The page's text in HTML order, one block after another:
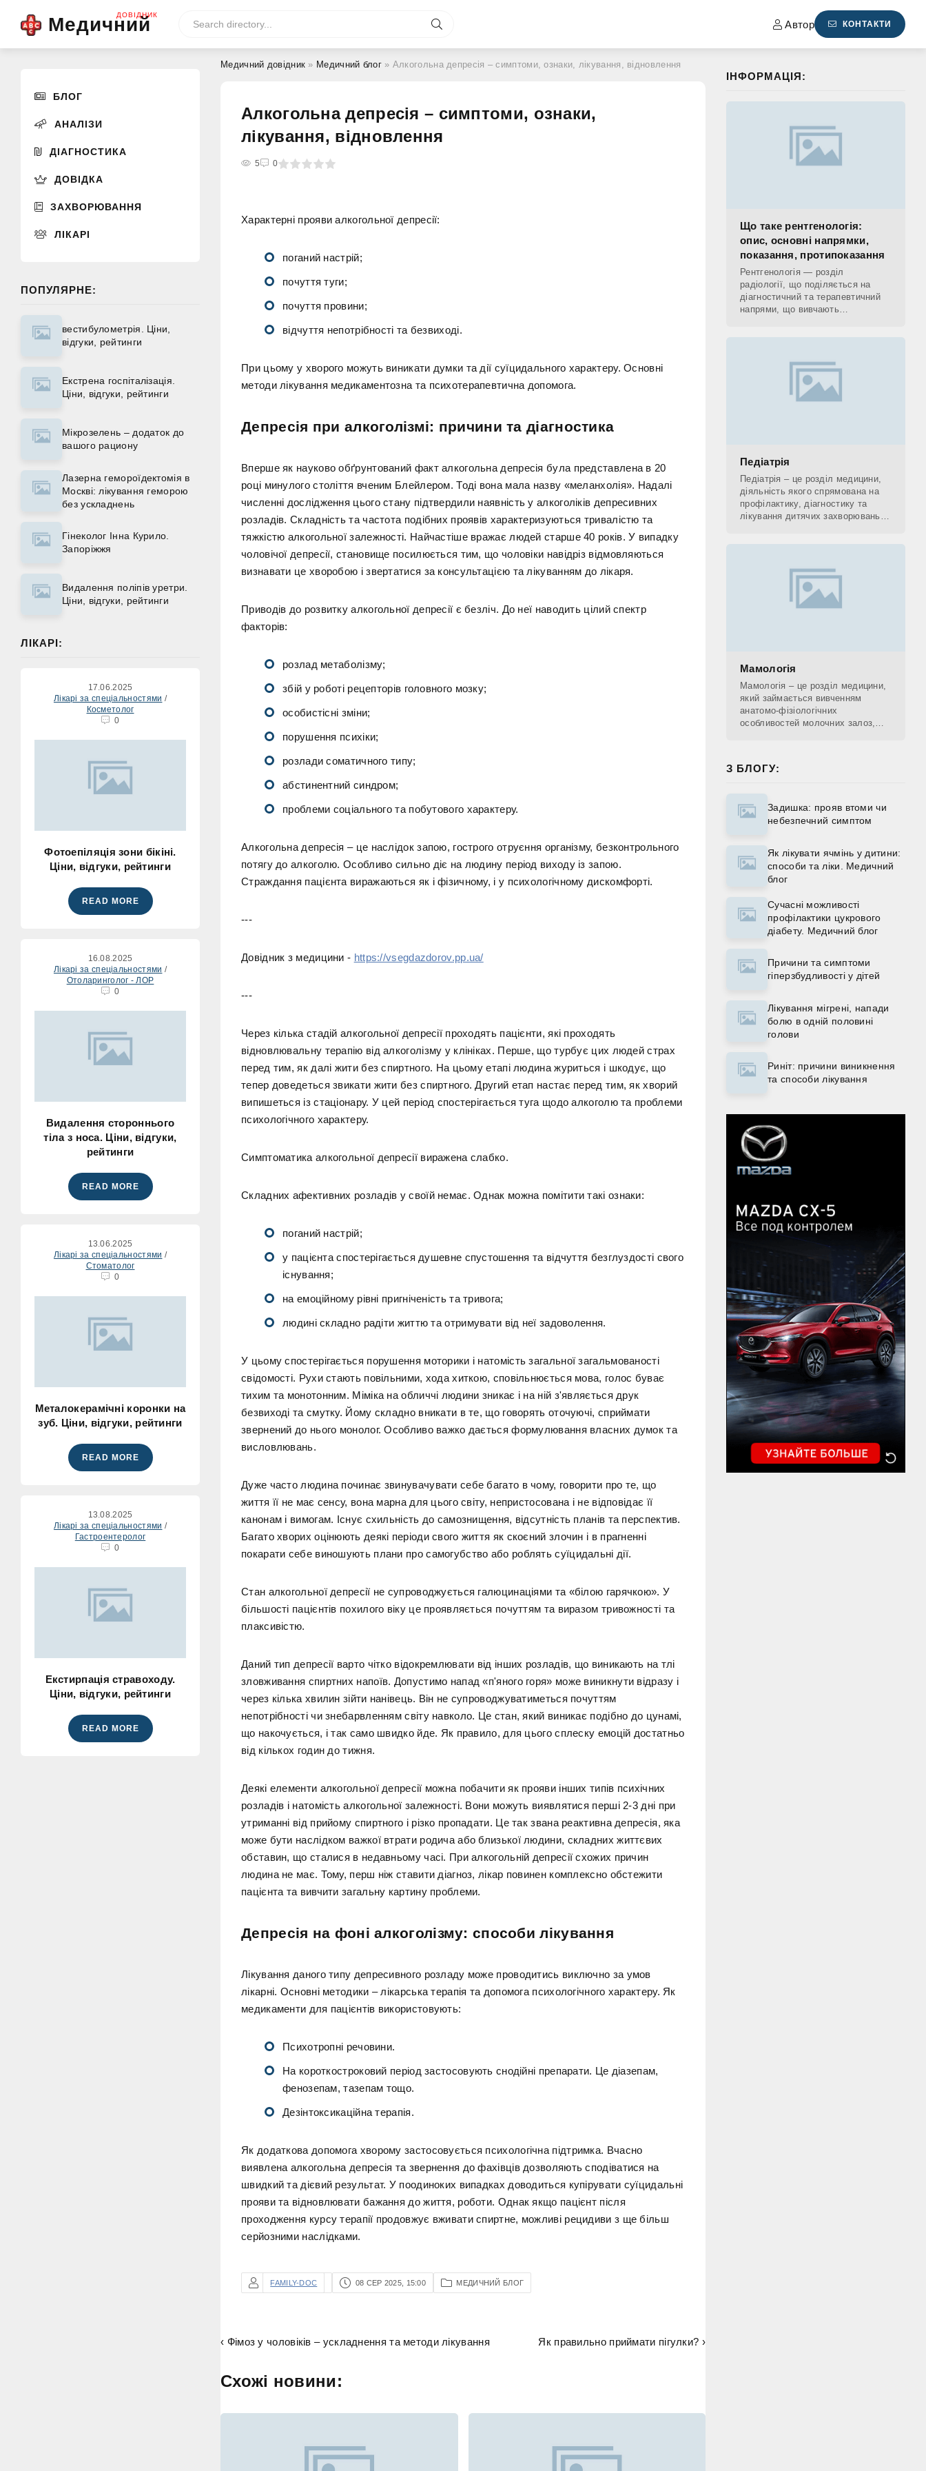
Медичний
ДОВІДНИК
Автор КОНТАКТИ
БЛОГ
АНАЛІЗИ
ДІАГНОСТИКА
ДОВІДКА
ЗАХВОРЮВАННЯ
ЛІКАРІ
ПОПУЛЯРНЕ:
вестибулометрія. Ціни,
відгуки, рейтинги
Екстрена госпіталізація.
Ціни, відгуки, рейтинги
Мікрозелень – додаток до
вашого рациону
Лазерна гемороїдектомія в
Москві: лікування геморою
без ускладнень
Гінеколог Інна Курило.
Запоріжжя
Видалення поліпів уретри.
Ціни, відгуки, рейтинги
ЛІКАРІ:
17.06.2025
Лікарі за спеціальностями /
Косметолог
0
Фотоепіляція зони бікіні.
Ціни, відгуки, рейтинги
READ MORE
16.08.2025
Лікарі за спеціальностями /
Отоларинголог - ЛОР
0
Видалення стороннього
тіла з носа. Ціни, відгуки,
рейтинги
READ MORE
13.06.2025
Лікарі за спеціальностями /
Стоматолог
0
Металокерамічні коронки на
зуб. Ціни, відгуки, рейтинги
READ MORE
13.08.2025
Лікарі за спеціальностями /
Гастроентеролог
0
Екстирпація стравоходу.
Ціни, відгуки, рейтинги
READ MORE
Медичний довідник » Медичний блог» Алкогольна депресія – симптоми, ознаки, лікування, відновлення
Алкогольна депресія – симптоми, ознаки,
лікування, відновлення
5 0
4 5
Характерні прояви алкогольної депресії:
поганий настрій;
почуття туги;
почуття провини;
відчуття непотрібності та безвиході.
При цьому у хворого можуть виникати думки та дії суїцидального характеру. Основні
методи лікування медикаментозна та психотерапевтична допомога.
Депресія при алкоголізмі: причини та діагностика
Вперше як науково обґрунтований факт алкогольна депресія була представлена в 20
році минулого століття вченим Блейлером. Тоді вона мала назву «меланхолія». Надалі
численні дослідження цього стану підтвердили наявність у алкоголіків депресивних
розладів. Складність та частота подібних проявів характеризуються тривалістю та
тяжкістю алкогольної залежності. Найчастіше вражає людей старше 40 років. У випадку
чоловічої депресії, становище посилюється тим, що чоловіки навідріз відмовляються
визнавати це хворобою і звертатися за консультацією та лікуванням до лікаря.
Приводів до розвитку алкогольної депресії є безліч. До неї наводить цілий спектр
факторів:
розлад метаболізму;
збій у роботі рецепторів головного мозку;
особистісні зміни;
порушення психіки;
розлади соматичного типу;
абстинентний синдром;
проблеми соціального та побутового характеру.
Алкогольна депресія – це наслідок запою, гострого отруєння організму, безконтрольного
потягу до алкоголю. Особливо сильно діє на людину період виходу із запою.
Страждання пацієнта виражаються як і фізичному, і у психологічному дискомфорті.
---
Довідник з медицини - https://vsegdazdorov.pp.ua/
---
Через кілька стадій алкогольної депресії проходять пацієнти, які проходять
відновлювальну терапію від алкоголізму у клініках. Перше, що турбує цих людей страх
перед тим, як далі жити без спиртного. На цьому етапі людина журиться і шкодує, що
тепер доведеться звикати жити без спиртного. Другий етап настає перед тим, як хворий
випишеться із стаціонару. У цей період спостерігається туга щодо алкоголю та проблеми
психологічного характеру.
Симптоматика алкогольної депресії виражена слабко.
Складних афективних розладів у своїй немає. Однак можна помітити такі ознаки:
поганий настрій;
у пацієнта спостерігається душевне спустошення та відчуття безглуздості свого
існування;
на емоційному рівні пригніченість та тривога;
людині складно радіти життю та отримувати від неї задоволення.
У цьому спостерігається порушення моторики і натомість загальної загальмованості
свідомості. Рухи стають повільними, хода хиткою, сповільнюється мова, голос буває
тихим та монотонним. Міміка на обличчі людини зникає і на ній з'являється друк
безвиході та смутку. Йому складно вникати в те, що говорять оточуючі, сприймати
звернений до нього монолог. Особливо важко дається формулювання власних думок та
висловлювань.
Дуже часто людина починає звинувачувати себе багато в чому, говорити про те, що
життя її не має сенсу, вона марна для цього світу, непристосована і не відповідає її
канонам і вимогам. Існує схильність до самознищення, відсутність планів та перспектив.
Багато хворих оцінюють деякі періоди свого життя як скоєний злочин і в прагненні
покарати себе виношують плани про самогубство або роблять суїцидальні дії.
Стан алкогольної депресії не супроводжується галюцинаціями та «білою гарячкою». У
більшості пацієнтів похилого віку це проявляється почуттям та виразом тривожності та
плаксивістю.
Даний тип депресії варто чітко відокремлювати від інших розладів, що виникають на тлі
зловживання спиртних напоїв. Допустимо напад «п'яного горя» може виникнути відразу і
через кілька хвилин зійти нанівець. Він не супроводжуватиметься почуттям
непотрібності чи знебарвленням світу навколо. Це стан, який виникає подібно до цунамі,
що накочується, і так само швидко йде. Як правило, для цього сплеску емоцій достатньо
від кількох годин до тижня.
Деякі елементи алкогольної депресії можна побачити як прояви інших типів психічних
розладів і натомість алкогольної залежності. Вони можуть виявлятися перші 2-3 дні при
утриманні від прийому спиртного і різко пропадати. Це так звана реактивна депресія, яка
може бути наслідком важкої втрати родича або близької людини, складних життєвих
обставин, що сталися в недавньому часі. При алкогольній депресії схожих причин
людина не має. Тому, перш ніж ставити діагноз, лікар повинен комплексно обстежити
пацієнта та вивчити загальну картину проблеми.
Депресія на фоні алкоголізму: способи лікування
Лікування даного типу депресивного розладу може проводитись виключно за умов
лікарні. Основні методики – лікарська терапія та допомога психологічного характеру. Як
медикаменти для пацієнтів використовують:
Психотропні речовини.
На короткостроковий період застосовують снодійні препарати. Це діазепам,
фенозепам, тазепам тощо.
Дезінтоксикаційна терапія.
Як додаткова допомога хворому застосовується психологічна підтримка. Вчасно
виявлена алкогольна депресія та звернення до фахівців дозволяють сподіватися на
швидкий та дієвий результат. У поодиноких випадках доводиться купірувати суїцидальні
прояви та відновлювати бажання до життя, роботи. Однак якщо пацієнт після
проходження курсу терапії продовжує вживати спиртне, можливі рецидиви з ще більш
серйозними наслідками.
FAMILY-DOC 08 СЕР 2025, 15:00 МЕДИЧНИЙ БЛОГ
‹ Фімоз у чоловіків – ускладнення та методи лікування Як правильно приймати пігулки? ›
Схожі новини:
ІНФОРМАЦІЯ:
Що таке рентгенологія:
опис, основні напрямки,
показання, протипоказання
Рентгенологія — розділ
радіології, що поділяється на
діагностичний та терапевтичний
напрями, що вивчають
Педіатрія
Педіатрія – це розділ медицини,
діяльність якого спрямована на
профілактику, діагностику та
лікування дитячих захворювань, а
Мамологія
Мамологія – це розділ медицини,
який займається вивченням
анатомо-фізіологічних
особливостей молочних залоз,
З БЛОГУ:
Задишка: прояв втоми чи
небезпечний симптом
Як лікувати ячмінь у дитини:
способи та ліки. Медичний
блог
Сучасні можливості
профілактики цукрового
діабету. Медичний блог
Причини та симптоми
гіперзбудливості у дітей
Лікування мігрені, напади
болю в одній половині
голови
Риніт: причини виникнення
та способи лікування